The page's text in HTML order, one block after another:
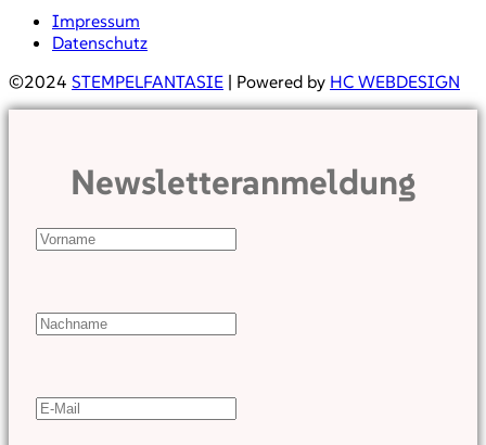
Impressum
Datenschutz
©2024 STEMPELFANTASIE | Powered by HC WEBDESIGN
Newsletteranmeldung